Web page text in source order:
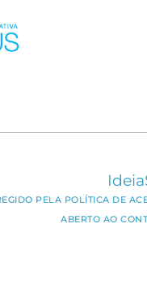
PELA POLÍTICA DE
ABERTO AO